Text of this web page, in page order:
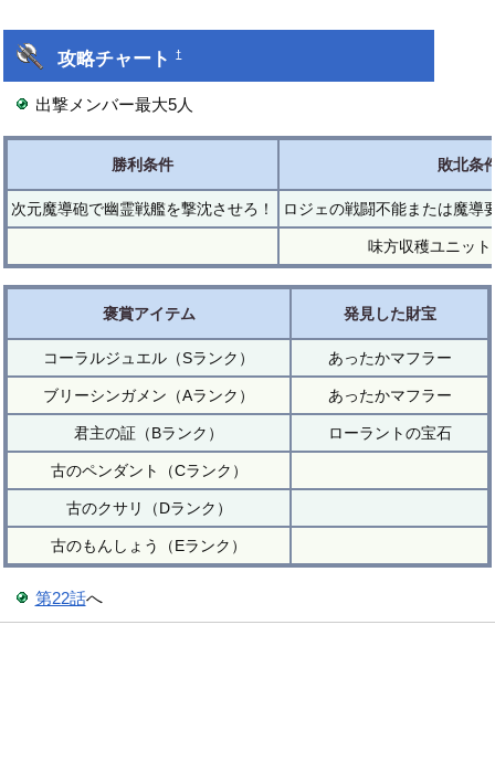
攻略チャート†
出撃メンバー最大5人
勝利条件 敗北条
次元魔導砲で幽霊戦艦を撃沈させろ！ ロジェの戦闘不能または魔導
味方収穫ユニッ
褒賞アイテム 発見した財宝
コーラルジュエル（Sランク） あったかマフラー
ブリーシンガメン（Aランク） あったかマフラー
君主の証（Bランク） ローラントの宝石
古のペンダント（Cランク）
古のクサリ（Dランク）
古のもんしょう（Eランク）
第22話へ